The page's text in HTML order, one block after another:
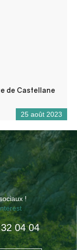
de Castellane
25 août 2023
!
04 04